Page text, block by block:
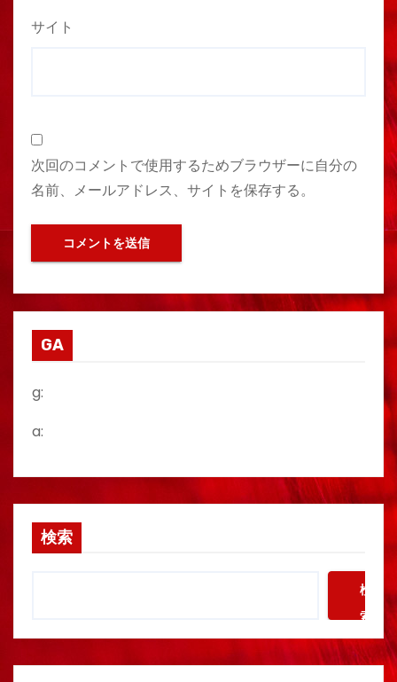
サイト
次回のコメントで使用するためブラウザーに自分の
名前、メールアドレス、サイトを保存する。
GA
g:
a:
検索
検
索